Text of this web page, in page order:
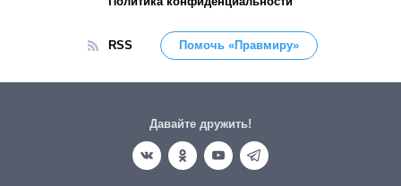
RSS Помочь «Правмиру»
Давайте дружить!